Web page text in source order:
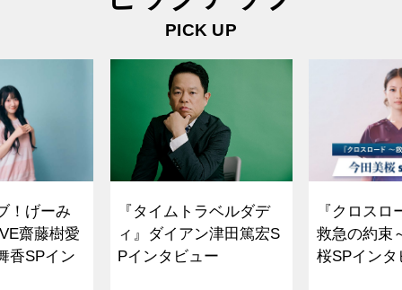
PICK UP
！げーみ
齋藤樹愛
香SPイン
『タイムトラベルダデ
ィ』ダイアン津田篤宏S
Pインタビュー
『クロスロ
救急の約束
桜SPイ